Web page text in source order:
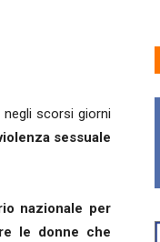
negli scorsi giorni
sessuale
nazionale per
le donne che